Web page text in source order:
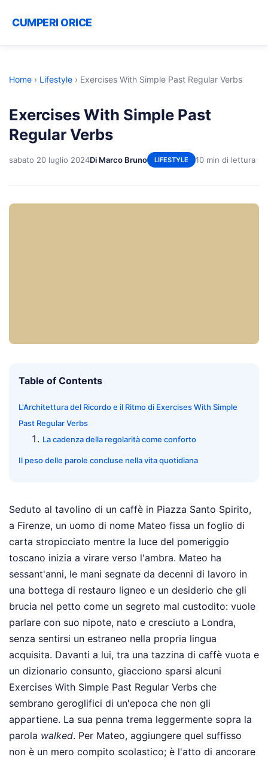
CUMPERI ORICE
Home › Lifestyle › Exercises With Simple Past Regular Verbs
Exercises With Simple Past
Regular Verbs
sabato 20 luglio 2024Di Marco Bruno LIFESTYLE 10 min di lettura
Table of Contents
L'Architettura del Ricordo e il Ritmo di Exercises With Simple
Past Regular Verbs
La cadenza della regolarità come conforto
Il peso delle parole concluse nella vita quotidiana
Seduto al tavolino di un caffè in Piazza Santo Spirito,
a Firenze, un uomo di nome Mateo fissa un foglio di
carta stropicciato mentre la luce del pomeriggio
toscano inizia a virare verso l'ambra. Mateo ha
sessant'anni, le mani segnate da decenni di lavoro in
una bottega di restauro ligneo e un desiderio che gli
brucia nel petto come un segreto mal custodito: vuole
parlare con suo nipote, nato e cresciuto a Londra,
senza sentirsi un estraneo nella propria lingua
acquisita. Davanti a lui, tra una tazzina di caffè vuota e
un dizionario consunto, giacciono sparsi alcuni
Exercises With Simple Past Regular Verbs che
sembrano geroglifici di un'epoca che non gli
appartiene. La sua penna trema leggermente sopra la
parola walked. Per Mateo, aggiungere quel suffisso
non è un mero compito scolastico; è l'atto di ancorare